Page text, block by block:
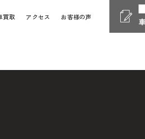
買取 アクセス お客様の声
電話受付時間 10:00 -